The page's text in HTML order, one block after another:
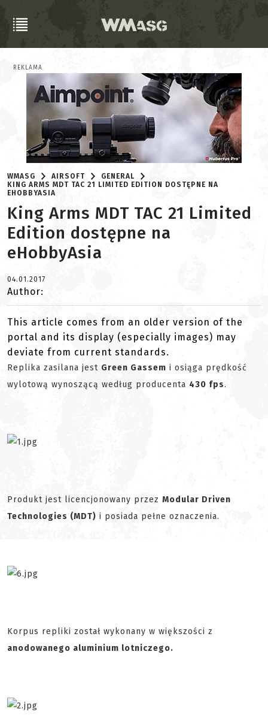
REKLAMA
WMASG AIRSOFT
GENERAL
KING ARMS MDT TAC 21 LIMITED EDITION DOSTĘPNE NA
EHOBBYASIA
King Arms MDT TAC 21 Limited
Edition dostępne na
eHobbyAsia
04.01.2017
Author:
This article comes from an older version of the
portal and its display (especially images) may
deviate from current standards.
Replika zasilana jest Green Gassem i osiąga prędkość
wylotową wynoszącą według producenta 430 fps.
Produkt jest licencjonowany przez Modular Driven
Technologies (MDT) i posiada pełne oznaczenia.
Korpus repliki został wykonany w większości z
anodowanego aluminium lotniczego.